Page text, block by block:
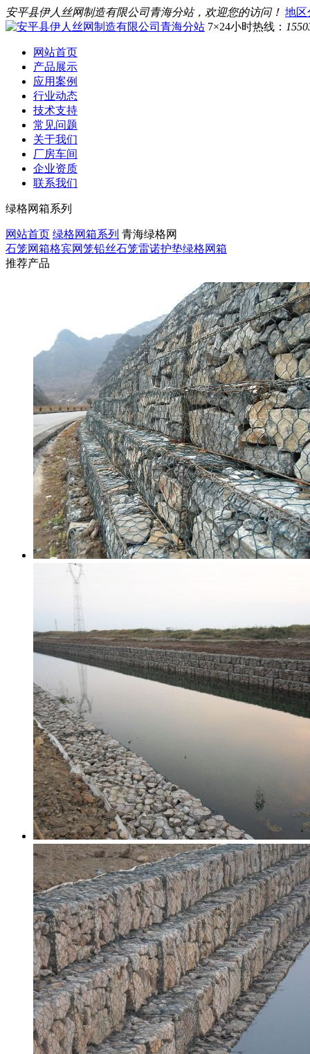
安平县伊人丝网制造有限公司青海分站，欢迎您的访问！ 地区
7×24小时热线：
网站首页
产品展示
应用案例
行业动态
技术支持
常见问题
关于我们
厂房车间
企业资质
联系我们
绿格网箱系列
网站首页 绿格网箱系列 青海绿格网
石笼网箱格宾网笼铅丝石笼雷诺护垫绿格网箱
推荐产品